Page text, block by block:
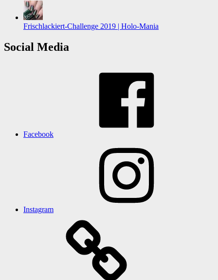
Frischlackiert-Challenge 2019 | Holo-Mania
Social Media
Facebook
Instagram